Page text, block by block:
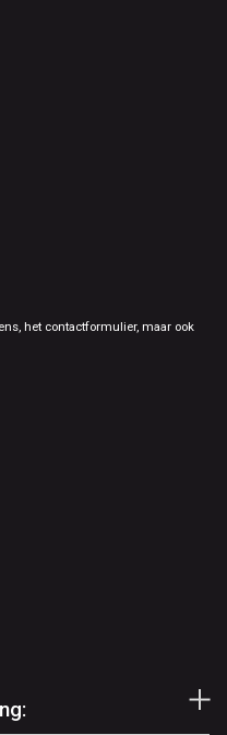
het contactformulier, maar ook